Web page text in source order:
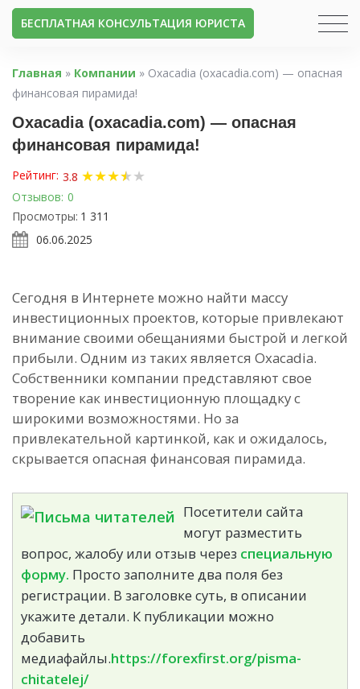
БЕСПЛАТНАЯ КОНСУЛЬТАЦИЯ ЮРИСТА
Главная » Компании » Oxacadia (oxacadia.com) — опасная
финансовая пирамида!
Oxacadia (oxacadia.com) — опасная
финансовая пирамида!
Рейтинг: 3.8 ★★★★
★★
Отзывов: 0
Просмотры: 1 311
06.06.2025
Сегодня в Интернете можно найти массу
инвестиционных проектов, которые привлекают
внимание своими обещаниями быстрой и легкой
прибыли. Одним из таких является Oxacadia.
Собственники компании представляют свое
творение как инвестиционную площадку с
широкими возможностями. Но за
привлекательной картинкой, как и ожидалось,
скрывается опасная финансовая пирамида.
Посетители сайта
могут разместить
вопрос, жалобу или отзыв через специальную
форму. Просто заполните два поля без
регистрации. В заголовке суть, в описании
укажите детали. К публикации можно
добавить
медиафайлы.https://forexfirst.org/pisma-
chitatelej/